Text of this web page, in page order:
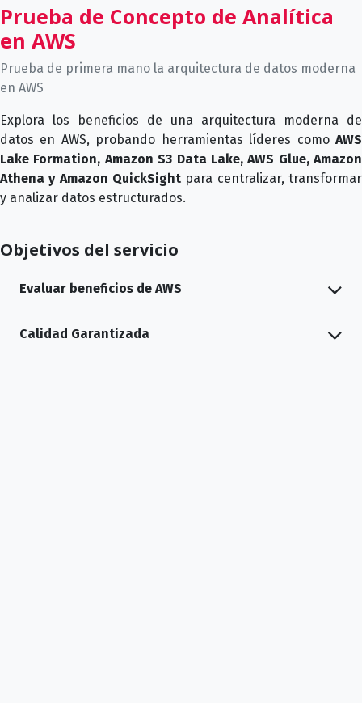
Prueba de Concepto de Analítica
en AWS
Prueba de primera mano la arquitectura de datos moderna
en AWS
Explora los beneficios de una arquitectura moderna de
datos en AWS, probando herramientas líderes como AWS
Lake Formation, Amazon S3 Data Lake, AWS Glue, Amazon
Athena y Amazon QuickSight para centralizar, transformar
y analizar datos estructurados.
Objetivos del servicio
Calidad Garantizada